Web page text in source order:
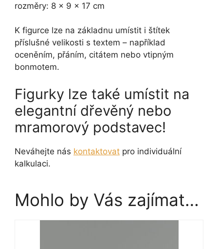
rozměry: 8 x 9 x 17 cm
K figurce lze na základnu umístit i štítek
příslušné velikosti s textem – například
oceněním, přáním, citátem nebo vtipným
bonmotem.
Figurky lze také umístit na
elegantní dřevěný nebo
mramorový podstavec!
Neváhejte nás kontaktovat pro individuální
kalkulaci.
Mohlo by Vás zajímat…